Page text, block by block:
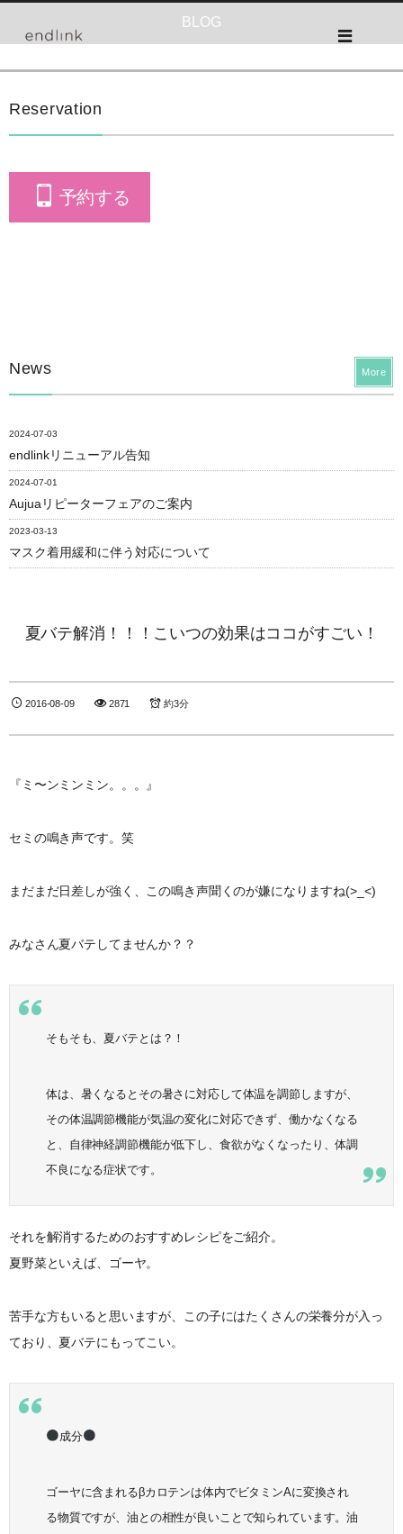
BLOG
Reservation
予約する
News
2024-07-03
endlinkリニューアル告知
2024-07-01
Aujuaリピーターフェアのご案内
2023-03-13
マスク着用緩和に伴う対応について
More
夏バテ解消！！！こいつの効果はココがすごい！
2016-08-09 2871 約3分
『ミ〜ンミンミン。。。』
セミの鳴き声です。笑
まだまだ日差しが強く、この鳴き声聞くのが嫌になりますね(>_<)
みなさん夏バテしてませんか？？
そもそも、夏バテとは？！
体は、暑くなるとその暑さに対応して体温を調節しますが、
その体温調節機能が気温の変化に対応できず、働かなくなる
と、自律神経調節機能が低下し、食欲がなくなったり、体調
不良になる症状です。
それを解消するためのおすすめレシピをご紹介。
夏野菜といえば、
ゴーヤ。
苦手な方もいると思いますが、この子にはたくさんの栄養分が入っ
ており、夏バテにもってこい。
成分
ゴーヤに含まれるβカロテンは体内でビタミンAに変換され
る物質ですが、油との相性が良いことで知られています。油